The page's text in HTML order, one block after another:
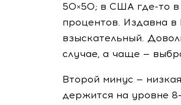
50×50; в США где-то
процентов. Издавна в
взыскательный.
случае, а чаще —
Второй минус —
держится на уровне